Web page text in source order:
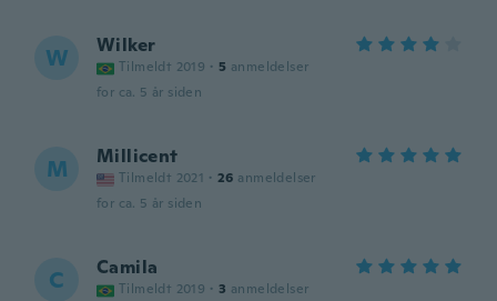
W Wilker
Tilmeldt 2019 · 5 anmeldelser
for ca. 5 år siden
M Millicent
Tilmeldt 2021 · 26 anmeldelser
for ca. 5 år siden
C Camila
Tilmeldt 2019 · 3 anmeldelser